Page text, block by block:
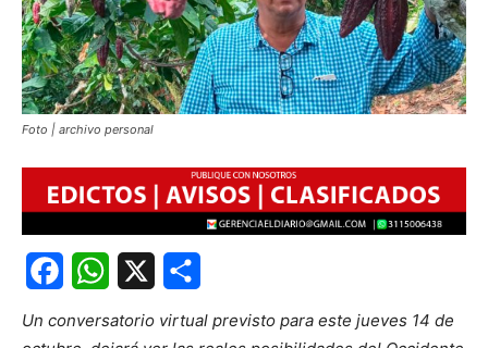
Foto | archivo personal
WhatsApp Share
Un conversatorio virtual previsto para este jueves 14 de